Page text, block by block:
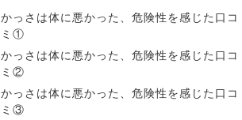
かっさは体に悪かった、危険性を感じた口コ
ミ①
かっさは体に悪かった、危険性を感じた口コ
ミ②
かっさは体に悪かった、危険性を感じた口コ
ミ③